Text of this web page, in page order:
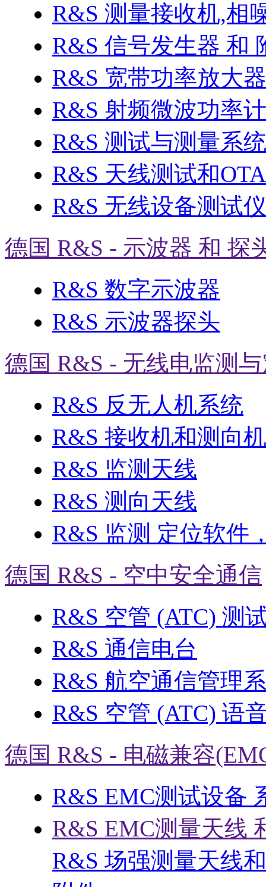
R&S 测量接收机,相
R&S 信号发生器 和
R&S 宽带功率放大器
R&S 射频微波功率
R&S 测试与测量系
R&S 天线测试和
R&S 无线设备测试
德国 R&S - 示波器 和 探
R&S 数字示波器
R&S 示波器探头
德国 R&S - 无线电监测
R&S 反无人机系统
R&S 接收机和测向机
R&S 监测天线
R&S 测向天线
R&S 监测 定位软件
德国 R&S - 空中安全通信
R&S 空管 (ATC) 测
R&S 通信电台
R&S 航空通信管理
R&S 空管 (ATC) 语
德国 R&S - 电磁兼容
R&S EMC测试设备
R&S EMC测量天线
R&S 场强测量天线